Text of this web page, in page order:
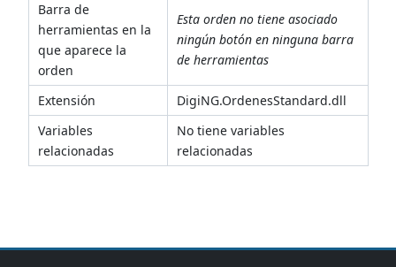
Barra de
herramientas en la
que aparece la
orden
Esta orden no tiene asociado
ningún botón en ninguna barra
de herramientas
Extensión
DigiNG.OrdenesStandard.dll
Variables
relacionadas
No tiene variables
relacionadas